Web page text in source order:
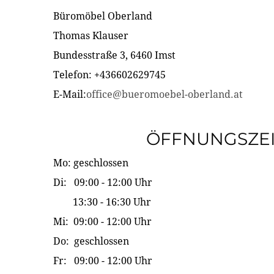
Büromöbel Oberland
Thomas Klauser
Bundesstraße 3, 6460 Imst
Telefon: +436602629745
E-Mail:office@bueromoebel-oberland.at
Mo: geschlossen
Di: 09:00 - 12:00 Uhr
13:30 - 16:30 Uhr
Mi: 09:00 - 12:00 Uhr
Do: geschlossen
Fr: 09:00 - 12:00 Uhr